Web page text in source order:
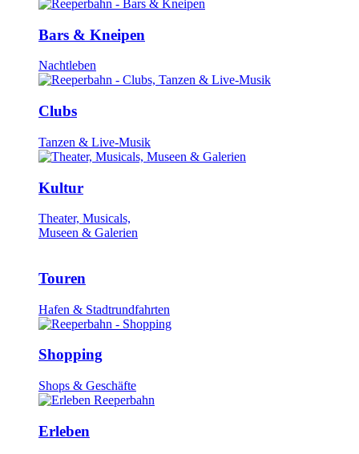
Bars & Kneipen
Nachtleben
Clubs
Tanzen & Live-Musik
Kultur
Theater, Musicals,
Museen & Galerien
Touren
Hafen & Stadtrundfahrten
Shopping
Shops & Geschäfte
Erleben